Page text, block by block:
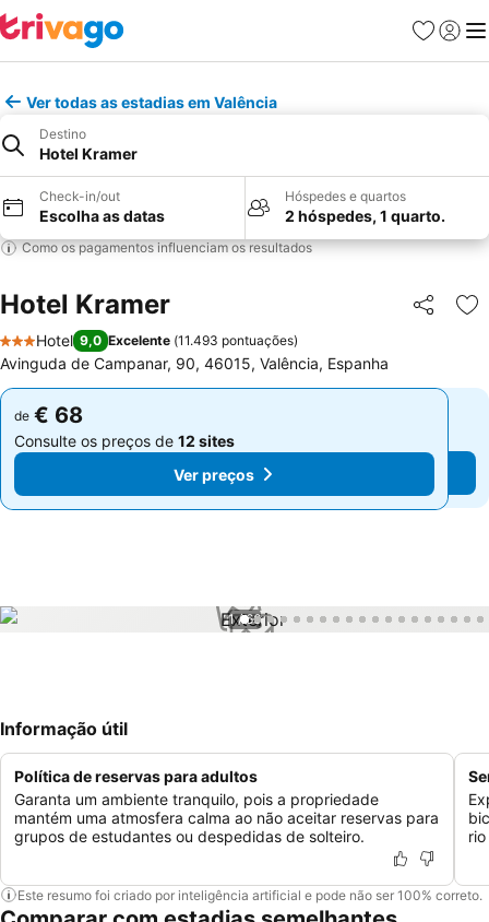
Favoritos
Iniciar
Ver todas as estadias em Valência
Destino
Hotel Kramer
Check-in/out
Escolha as datas
Hóspedes e quartos
2 hóspedes, 1 quarto.
Como os pagamentos influenciam os resultados
Hotel Kramer Partilhar
3 Estrelas
Hotel 9,0 Excelente (11.493 pontuações)
Avinguda de Campanar, 90, 46015, Valência, Espanha
de € 68
Consulte os preços de 12 sites
Ver preços
de € 68
Consulte os preços de 12 sites
Ver preços
1 / 66
Informação útil
Política de reservas para adultos
Garanta um ambiente tranquilo, pois a propriedade
mantém uma atmosfera calma ao não aceitar reservas para
grupos de estudantes ou despedidas de solteiro.
Este resumo foi criado por inteligência artificial e pode não ser 100% correto.